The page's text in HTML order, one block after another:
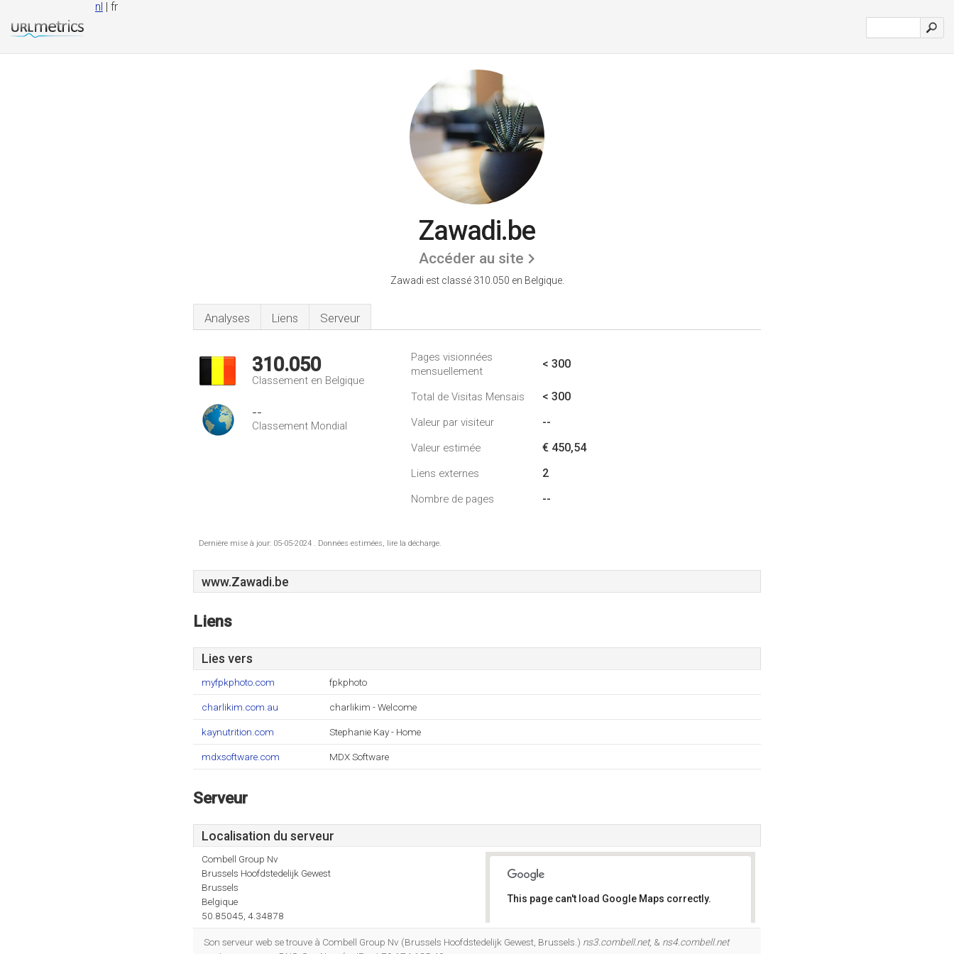
nl | fr
Zawadi.be
Accéder au site
Zawadi est classé 310.050 en Belgique.
Analyses Liens Serveur
310.050
Classement en Belgique
--
Classement Mondial
Pages visionnées
mensuellement
< 300
Total de Visitas Mensais < 300
Valeur par visiteur --
Valeur estimée € 450,54
Liens externes 2
Nombre de pages --
Dernière mise à jour: 05-05-2024 . Données estimées, lire la décharge.
www.Zawadi.be
Liens
Lies vers
myfpkphoto.com fpkphoto
charlikim.com.au charlikim - Welcome
kaynutrition.com Stephanie Kay - Home
mdxsoftware.com MDX Software
Serveur
Localisation du serveur
Combell Group Nv
Brussels Hoofdstedelijk Gewest
Brussels
Belgique
50.85045, 4.34878
This page can't load Google Maps correctly.
Son serveur web se trouve à Combell Group Nv (Brussels Hoofdstedelijk Gewest, Brussels.) ns3.combell.net, & ns4.combell.net